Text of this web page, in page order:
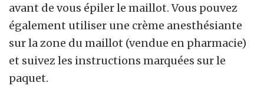
avant de vous épiler le maillot. Vous pouvez
également utiliser une crème anesthésiante
sur la zone du maillot (vendue en pharmacie)
et suivez les instructions marquées sur le
paquet.